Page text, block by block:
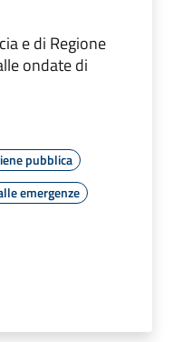
e di Regione
ondate di
pubblica
emergenze